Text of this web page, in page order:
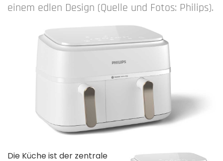
einem edlen Design (Quelle und Fotos: Philips).
Die Küche ist der zentrale